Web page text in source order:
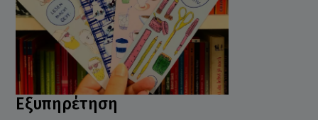
Εξυπηρέτηση